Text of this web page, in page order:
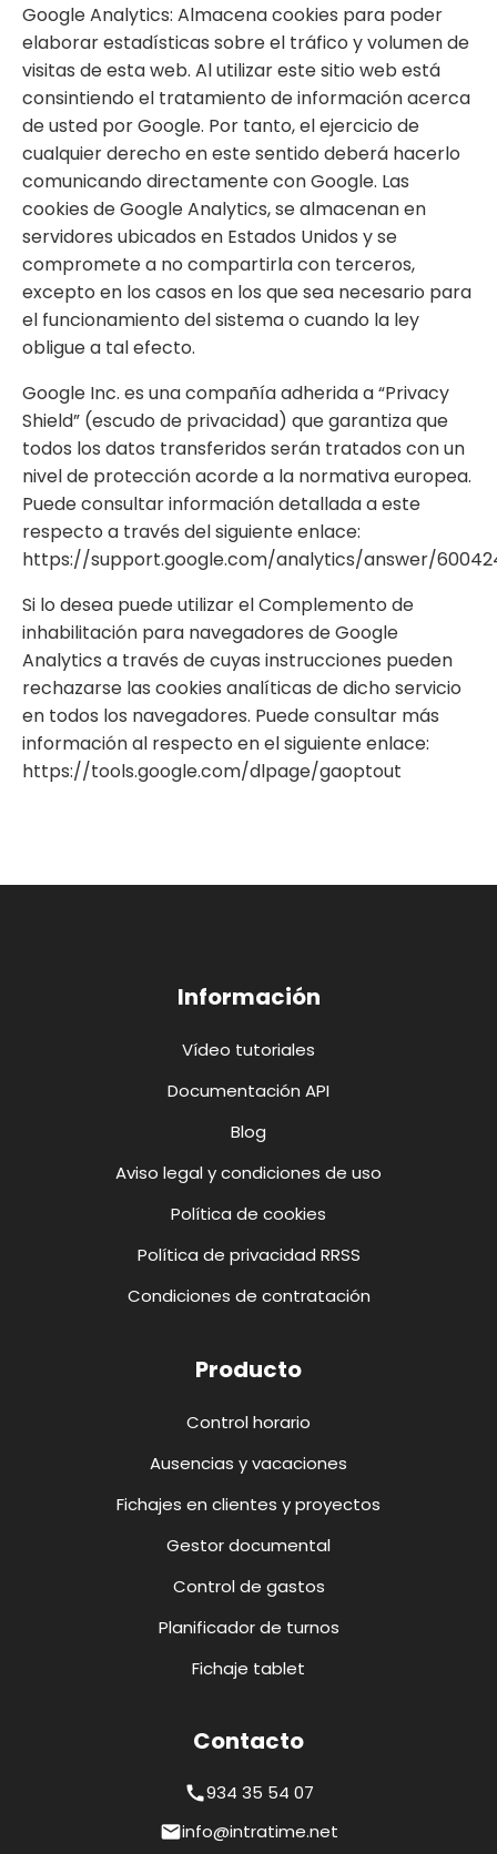
Google Analytics: Almacena cookies para poder
elaborar estadísticas sobre el tráfico y volumen de
visitas de esta web. Al utilizar este sitio web está
consintiendo el tratamiento de información acerca
de usted por Google. Por tanto, el ejercicio de
cualquier derecho en este sentido deberá hacerlo
comunicando directamente con Google. Las
cookies de Google Analytics, se almacenan en
servidores ubicados en Estados Unidos y se
compromete a no compartirla con terceros,
excepto en los casos en los que sea necesario para
el funcionamiento del sistema o cuando la ley
obligue a tal efecto.
Google Inc. es una compañía adherida a “Privacy
Shield” (escudo de privacidad) que garantiza que
todos los datos transferidos serán tratados con un
nivel de protección acorde a la normativa europea.
Puede consultar información detallada a este
respecto a través del siguiente enlace:
https://support.google.com/analytics/answer/
Si lo desea puede utilizar el Complemento de
inhabilitación para navegadores de Google
Analytics a través de cuyas instrucciones pueden
rechazarse las cookies analíticas de dicho servicio
en todos los navegadores. Puede consultar más
información al respecto en el siguiente enlace:
https://tools.google.com/dlpage/gaoptout
Información
Vídeo tutoriales
Documentación API
Blog
Aviso legal y condiciones de uso
Política de cookies
Política de privacidad RRSS
Condiciones de contratación
Producto
Control horario
Ausencias y vacaciones
Fichajes en clientes y proyectos
Gestor documental
Control de gastos
Planificador de turnos
Fichaje tablet
Contacto
call934 35 54 07
mailinfo@intratime.net